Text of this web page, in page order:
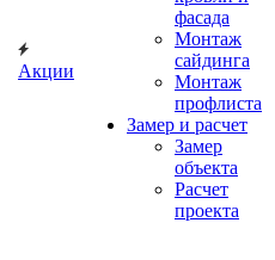
Акции
фасада
Монтаж
сайдинга
Монтаж
профлиста
Замер и расчет
Замер
объекта
Расчет
проекта